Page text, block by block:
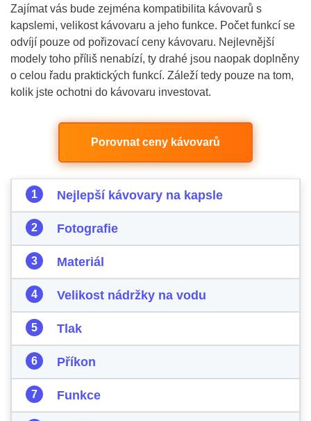
Zajímat vás bude zejména kompatibilita kávovarů s
kapslemi, velikost kávovaru a jeho funkce. Počet funkcí se
odvíjí pouze od pořizovací ceny kávovaru. Nejlevnější
modely toho příliš nenabízí, ty drahé jsou naopak doplněny
o celou řadu praktických funkcí. Záleží tedy pouze na tom,
kolik jste ochotni do kávovaru investovat.
Porovnat ceny kávovarů
Nejlepší kávovary na kapsle
Fotografie
Materiál
Velikost nádržky na vodu
Tlak
Příkon
Funkce